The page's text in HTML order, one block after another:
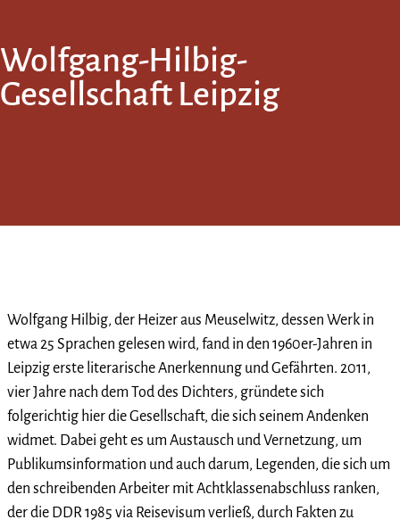
Wolfgang-Hilbig-
Gesellschaft Leipzig
Wolfgang Hilbig, der Heizer aus Meuselwitz, dessen Werk in
etwa 25 Sprachen gelesen wird, fand in den 1960er-Jahren in
Leipzig erste literarische Anerkennung und Gefährten. 2011,
vier Jahre nach dem Tod des Dichters, gründete sich
folgerichtig hier die Gesellschaft, die sich seinem Andenken
widmet. Dabei geht es um Austausch und Vernetzung, um
Publikumsinformation und auch darum, Legenden, die sich um
den schreibenden Arbeiter mit Achtklassenabschluss ranken,
der die DDR 1985 via Reisevisum verließ, durch Fakten zu